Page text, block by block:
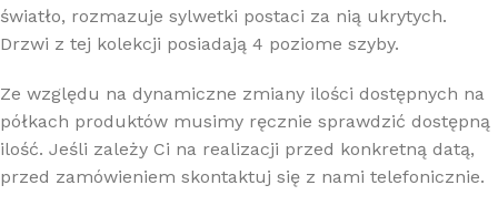
światło, rozmazuje sylwetki postaci za nią ukrytych.
Drzwi z tej kolekcji posiadają 4 poziome szyby.
Ze względu na dynamiczne zmiany ilości dostępnych na
półkach produktów musimy ręcznie sprawdzić dostępną
ilość. Jeśli zależy Ci na realizacji przed konkretną datą,
przed zamówieniem skontaktuj się z nami telefonicznie.